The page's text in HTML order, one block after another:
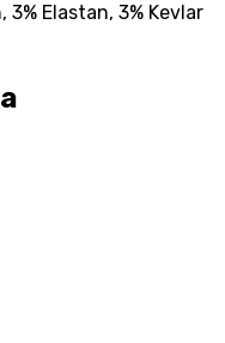
3% Elastan, 3% Kevlar